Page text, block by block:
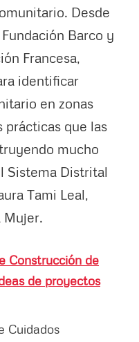
Desde
Barco y
Francesa,
identificar
en zonas
prácticas que las
mucho
Sistema Distrital
Tami Leal,
Mujer.
Construcción de
de proyectos
Cuidados